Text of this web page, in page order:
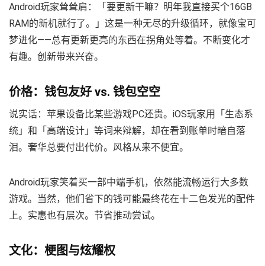
Android玩家耸耸肩：「要更新干嘛？明年我直接买个16GB
RAM的新机就行了。」这是一种无尽的升级循环，就像宝可
梦进化——总有更新更亮的东西在拐角处等着。不断变化才
有趣。创新带来兴奋。
价格：钱包友好 vs. 钱包空空
说实话：苹果设备比某些游戏PC还贵。iOS玩家用「生态系
统」和「高端设计」等词来辩解，却在看到账单时暗自落
泪。奢华总要付出代价。风格从来不便宜。
Android玩家笑着买一部中端手机，依然能流畅运行大多数
游戏。当然，他们省下的钱可能最终花在十二色发光的配件
上。实惠也有层次。节省推动尝试。
文化：梗图与炫耀权